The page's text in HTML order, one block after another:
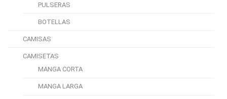
PULSERAS
BOTELLAS
CAMISAS
CAMISETAS
MANGA CORTA
MANGA LARGA